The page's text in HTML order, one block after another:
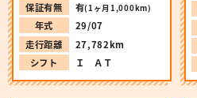
保証有無
有(1ヶ月1,000km)
年式
29/07
走行距離
27,782km
シフト
Ｉ ＡＴ